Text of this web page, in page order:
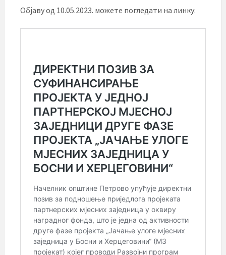
Објаву од 10.05.2023. можете погледати на линку: